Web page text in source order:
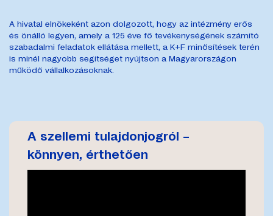
A hivatal elnökeként azon dolgozott, hogy az intézmény erős
és önálló legyen, amely a 125 éve fő tevékenységének számító
szabadalmi feladatok ellátása mellett, a K+F minősítések terén
is minél nagyobb segítséget nyújtson a Magyarországon
működő vállalkozásoknak.
A szellemi tulajdonjogról –
könnyen, érthetően